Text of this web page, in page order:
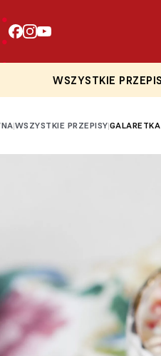
WSZYSTKIE
|WSZYSTKIE PRZEPISY|